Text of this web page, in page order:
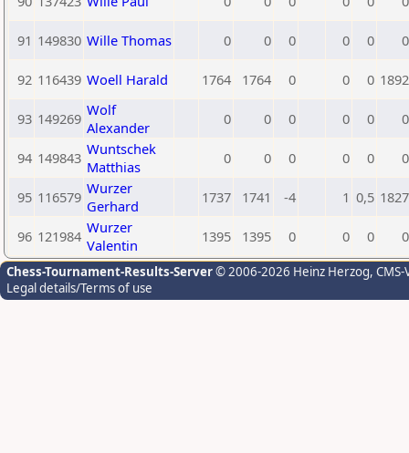
91 149830 Wille Thomas 0 0 0 0 0 0
92 116439 Woell Harald 1764 1764 0 0 0 1892
93 149269 Wolf
Alexander
0 0 0 0 0 0
94 149843 Wuntschek
Matthias
0 0 0 0 0 0
95 116579 Wurzer
Gerhard
1737 1741 -4 1 0,5 1827
96 121984 Wurzer
Valentin
1395 1395 0 0 0 0
Chess-Tournament-Results-Server© 2006-2026 Heinz Herzog,
Legal details/Terms of use